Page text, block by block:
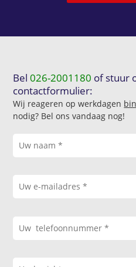
Bel026-2001180 of stuur
contactformulier:
Wij reageren op werkdagen
nodig? Bel ons vandaag nog!